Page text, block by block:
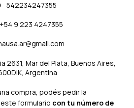
542234247355
+54 9 223 4247355
2631, Mar del Plata, Buenos Aires,
Argentina
compra, podés pedir la
formulario con tu número de